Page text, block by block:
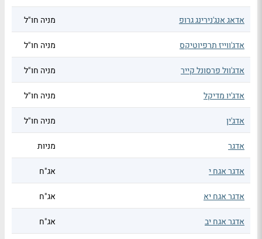
אדאג אנג'נירינג גרופ מניה חו"ל
אדג'ווייז תרפיוטיקס מניה חו"ל
אדג'וול פרסונל קייר מניה חו"ל
אדג'יו מדיקל מניה חו"ל
אדג'ין מניה חו"ל
אדגר מניות
אדגר אגח י אג"ח
אדגר אגח יא אג"ח
אדגר אגח יב אג"ח